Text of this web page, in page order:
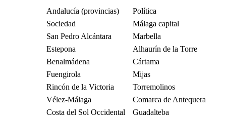
Andalucía (provincias)
Política
Sociedad
Málaga capital
San Pedro Alcántara
Marbella
Estepona
Alhaurín de la Torre
Benalmádena
Cártama
Fuengirola
Mijas
Rincón de la Victoria
Torremolinos
Vélez-Málaga
Comarca de Antequera
Costa del Sol Occidental
Guadalteba